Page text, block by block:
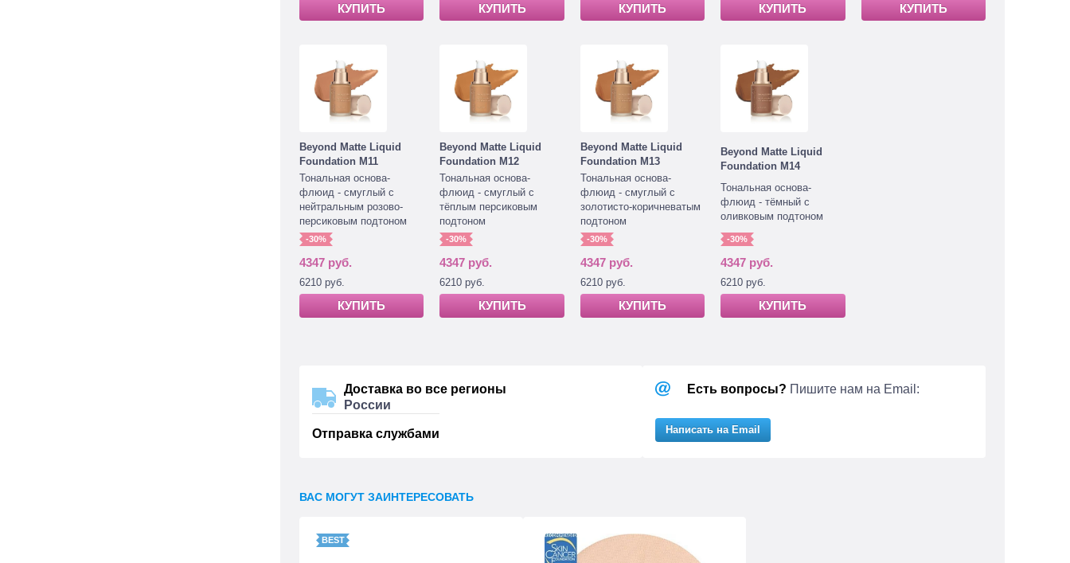
КУПИТЬ КУПИТЬ КУПИТЬ КУПИТЬ КУПИТЬ
Beyond Matte Liquid
Foundation M11
Тональная основа-
флюид - смуглый с
нейтральным розово-
персиковым подтоном
-30%
4347 руб.
6210 руб.
КУПИТЬ
Beyond Matte Liquid
Foundation M12
Тональная основа-
флюид - смуглый с
тёплым персиковым
подтоном
-30%
4347 руб.
6210 руб.
КУПИТЬ
Beyond Matte Liquid
Foundation M13
Тональная основа-
флюид - смуглый с
золотисто-коричневатым
подтоном
-30%
4347 руб.
6210 руб.
КУПИТЬ
Beyond Matte Liquid
Foundation M14
Тональная основа-
флюид - тёмный с
оливковым подтоном
-30%
4347 руб.
6210 руб.
КУПИТЬ
Доставка во все регионы
России
Отправка службами
Есть вопросы? Пишите нам на Email:
Написать на Email
ВАС МОГУТ ЗАИНТЕРЕСОВАТЬ